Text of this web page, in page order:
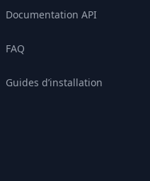
Documentation API
FAQ
Guides d’installation